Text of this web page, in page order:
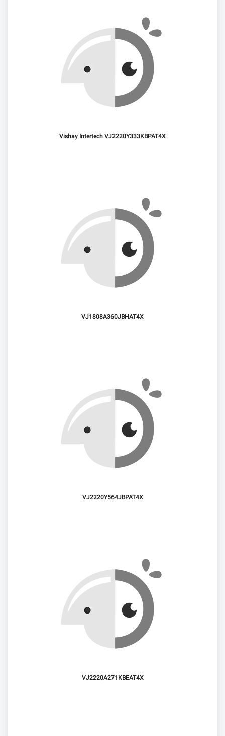
Vishay Intertech VJ2220Y333KBPAT4X
VJ1808A360JBHAT4X
VJ2220Y564JBPAT4X
VJ2220A271KBEAT4X